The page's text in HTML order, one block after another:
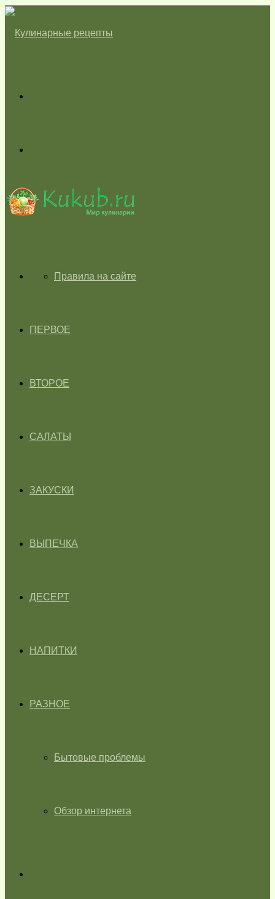
skin
ГЛАВНАЯПравила на сайте
ПЕРВОЕ
ВТОРОЕ
САЛАТЫ
ЗАКУСКИ
ВЫПЕЧКА
ДЕСЕРТ
НАПИТКИ
РАЗНОЕ
Бытовые проблемы
Обзор интернета